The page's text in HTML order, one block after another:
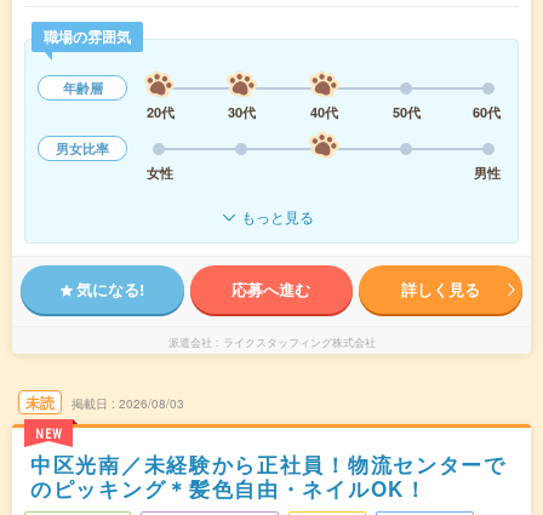
職場の雰囲気
年齢層
20代
30代 40代 50代
60代
男女比率
女性
男性
もっと見る
気になる! 応募へ進む 詳しく見る
派遣会社 ライクスタッフィング株式会社
未読
NEW
掲載日 2026/08/03
中区光南／未経験から正社員！物流センターで
のピッキング＊髪色自由・ネイルOK！